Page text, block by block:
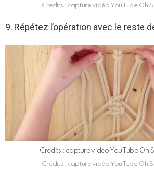
Crédits : capture vidéo YouTube Oh
9. Répétez l’opération avec le reste
Crédits : capture vidéo YouTube Oh
Crédits : capture vidéo YouTube Oh